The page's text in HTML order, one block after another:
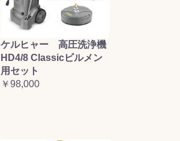
ケルヒャー 高圧洗浄機
HD4/8 Classicビルメン
用セット
￥98,000